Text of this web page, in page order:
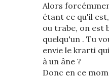
Alors
étant ce qu'il
ou trabe, on est
quelqu'un . Tu
envie le krarti
à un âne ?
Donc en ce